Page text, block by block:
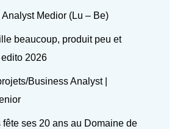
Analyst Medior (Lu – Be)
beaucoup, produit peu et
2026
Business Analyst |
ses 20 ans au Domaine de